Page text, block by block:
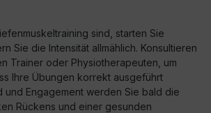
sind, starten Sie
Sie die Intensität allmählich. Konsultieren
Trainer oder Physiotherapeuten, um
Ihre Übungen korrekt ausgeführt
und Engagement werden Sie bald die
Rückens und einer gesunden